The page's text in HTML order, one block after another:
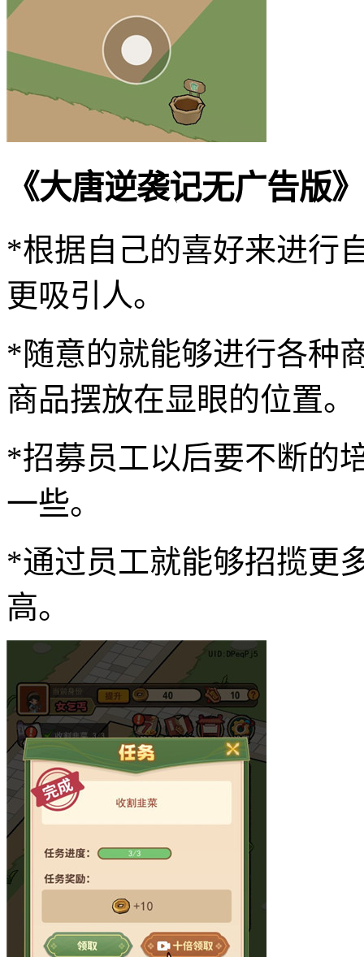
《大唐逆袭记无广告版
*根据自己的喜好来进行
更吸引人。
*随意的就能够进行各种
商品摆放在显眼的位置。
*招募员工以后要不断的
一些。
*通过员工就能够招揽更
高。